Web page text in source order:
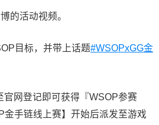
的活动视频。
目标，并带上话题#WSOPxGG金
网登记即可获得『WSOP参赛
金手链线上赛】开始后派发至游戏